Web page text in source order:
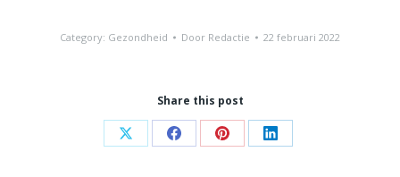
Category: Gezondheid Door Redactie 22 februari 2022
Share this post
Share Share Share Share